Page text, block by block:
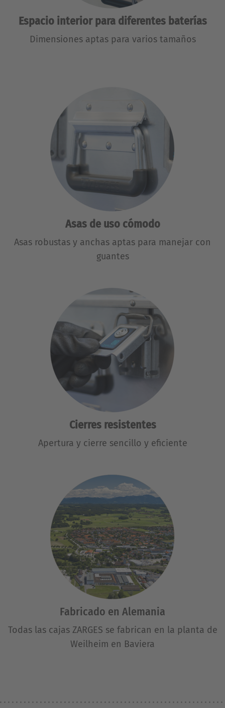
Espacio interior para diferentes baterías
Dimensiones aptas para varios tamaños
Asas de uso cómodo
Asas robustas y anchas aptas para manejar con
guantes
Cierres resistentes
Apertura y cierre sencillo y eficiente
Fabricado en Alemania
Todas las cajas ZARGES se fabrican en la planta de
Weilheim en Baviera